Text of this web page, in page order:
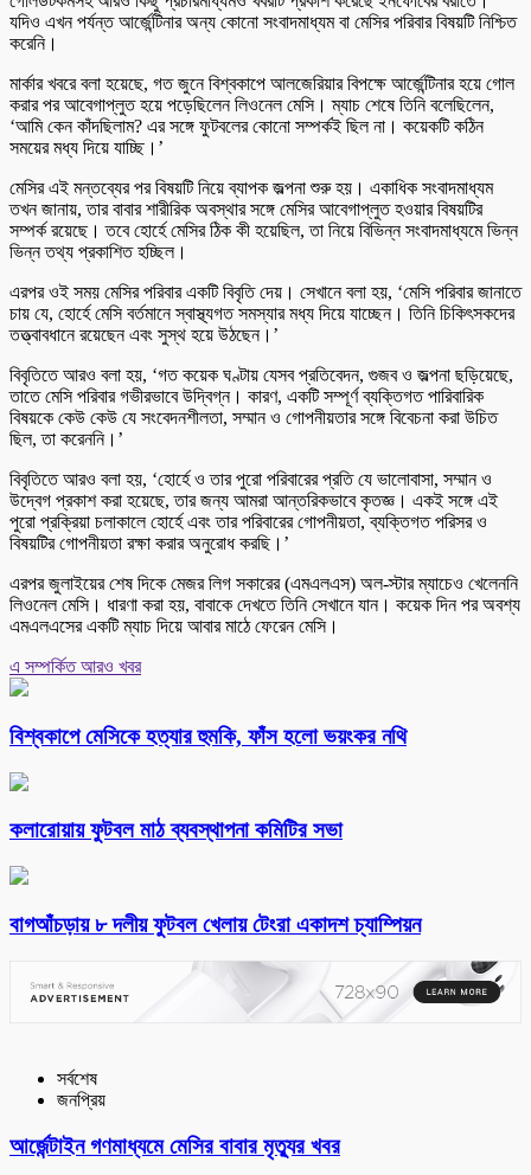
যদিও এখন পর্যন্ত আর্জেন্টিনার অন্য কোনো সংবাদমাধ্যম বা মেসির পরিবার বিষয়টি নিশ্চিত
করেনি।
মার্কার খবরে বলা হয়েছে, গত জুনে বিশ্বকাপে আলজেরিয়ার বিপক্ষে আর্জেন্টিনার হয়ে গোল
করার পর আবেগাপ্লুত হয়ে পড়েছিলেন লিওনেল মেসি। ম্যাচ শেষে তিনি বলেছিলেন,
‘আমি কেন কাঁদছিলাম? এর সঙ্গে ফুটবলের কোনো সম্পর্কই ছিল না। কয়েকটি কঠিন
সময়ের মধ্য দিয়ে যাচ্ছি।’
মেসির এই মন্তব্যের পর বিষয়টি নিয়ে ব্যাপক জল্পনা শুরু হয়। একাধিক সংবাদমাধ্যম
তখন জানায়, তার বাবার শারীরিক অবস্থার সঙ্গে মেসির আবেগাপ্লুত হওয়ার বিষয়টির
সম্পর্ক রয়েছে। তবে হোর্হে মেসির ঠিক কী হয়েছিল, তা নিয়ে বিভিন্ন সংবাদমাধ্যমে ভিন্ন
ভিন্ন তথ্য প্রকাশিত হচ্ছিল।
এরপর ওই সময় মেসির পরিবার একটি বিবৃতি দেয়। সেখানে বলা হয়, ‘মেসি পরিবার জানাতে
চায় যে, হোর্হে মেসি বর্তমানে স্বাস্থ্যগত সমস্যার মধ্য দিয়ে যাচ্ছেন। তিনি চিকিৎসকদের
তত্ত্বাবধানে রয়েছেন এবং সুস্থ হয়ে উঠছেন।’
বিবৃতিতে আরও বলা হয়, ‘গত কয়েক ঘণ্টায় যেসব প্রতিবেদন, গুজব ও জল্পনা ছড়িয়েছে,
তাতে মেসি পরিবার গভীরভাবে উদ্বিগ্ন। কারণ, একটি সম্পূর্ণ ব্যক্তিগত পারিবারিক
বিষয়কে কেউ কেউ যে সংবেদনশীলতা, সম্মান ও গোপনীয়তার সঙ্গে বিবেচনা করা উচিত
ছিল, তা করেননি।’
বিবৃতিতে আরও বলা হয়, ‘হোর্হে ও তার পুরো পরিবারের প্রতি যে ভালোবাসা, সম্মান ও
উদ্বেগ প্রকাশ করা হয়েছে, তার জন্য আমরা আন্তরিকভাবে কৃতজ্ঞ। একই সঙ্গে এই
পুরো প্রক্রিয়া চলাকালে হোর্হে এবং তার পরিবারের গোপনীয়তা, ব্যক্তিগত পরিসর ও
বিষয়টির গোপনীয়তা রক্ষা করার অনুরোধ করছি।’
এরপর জুলাইয়ের শেষ দিকে মেজর লিগ সকারের (এমএলএস) অল-স্টার ম্যাচেও খেলেননি
লিওনেল মেসি। ধারণা করা হয়, বাবাকে দেখতে তিনি সেখানে যান। কয়েক দিন পর অবশ্য
এমএলএসের একটি ম্যাচ দিয়ে আবার মাঠে ফেরেন মেসি।
এ সম্পর্কিত আরও খবর
বিশ্বকাপে মেসিকে হত্যার হুমকি, ফাঁস হলো ভয়ংকর নথি
কলারোয়ায় ফুটবল মাঠ ব্যবস্থাপনা কমিটির সভা
বাগআঁচড়ায় ৮ দলীয় ফুটবল খেলায় টেংরা একাদশ চ্যাম্পিয়ন
সর্বশেষ
জনপ্রিয়
আর্জেন্টাইন গণমাধ্যমে মেসির বাবার মৃত্যুর খবর